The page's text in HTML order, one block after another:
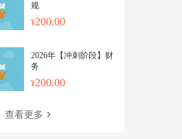
规
200.00
2026年【冲刺阶段】财
务
200.00
查看更多